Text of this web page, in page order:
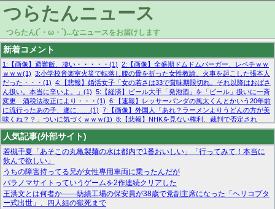
つらたんニュース
つらたん(´・ω・`)...なニュースをお届けします
新着コメント
1:【画像】避難飯、凄い・・・・・(1) 2:【画像】全盛期ドムドムバーガー、レベチｗｗ
ｗｗｗ(1) 3:小学校音楽室火災で転落し腰の骨を折った女性教諭、火事を起こした張本人
だった・・・(1) 4:【悲報】婚活女子「女の若さは33で賞味期限切れ。それ以降はおばさ
ん扱い。本当に辛いよ。」(1) 5:【経済】ビール大手「発泡酒」を「ビール」扱いに一斉
変更 酒税法改正により・・・(1) 6:【速報】レッサーパンダの風太くんとかいう20年前
に流行ったあの子、遂に……(1) 7:【画像】外国人「あれ？ラーメンよりうどんの方が美
味くね？？」ついに気づくｗｗｗ(1) 8:【悲報】NHKを見ない権利、裁判で否定され
る・・・(1) 9:欧州委員長「原発縮小は間違いでした」(1) 10:【悲報】日本企業の人手不
足、限界突破 52%「正社員も足りてません…」(1)
人気記事(外部サイト)
若槻千夏「あそこの丸亀製麺の水は都内で1番おいしい」「行ってみて！本当に
飲んで欲しい」
うちの障害持ってる兄が女性専用車両に乗ったんだが
パラノマサイトっていうゲームを2作連続クリアした
王洪文とは何者か——紡績工場の保安員が38歳で党副主席になった「ヘリコプタ
ー式出世」、四人組の獄死まで